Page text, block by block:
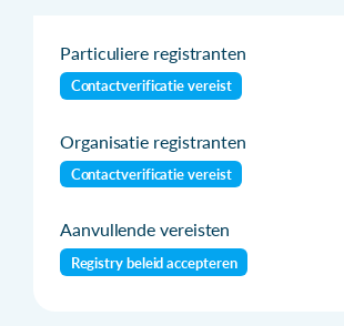
Particuliere registranten
Contactverificatie vereist
Organisatie registranten
Contactverificatie vereist
Aanvullende vereisten
Registry beleid accepteren